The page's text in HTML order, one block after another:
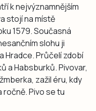
k nejvýznamnějším
stojí na místě
1579. Současná
slohu ji
Hradce. Průčelí zdobí
a Habsburků. Pivovar,
zažil éru, kdy
ročně. Pivo se tu